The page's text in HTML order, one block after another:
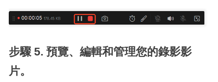
步驟 5. 預覽、編輯和管理您的錄影影
片。